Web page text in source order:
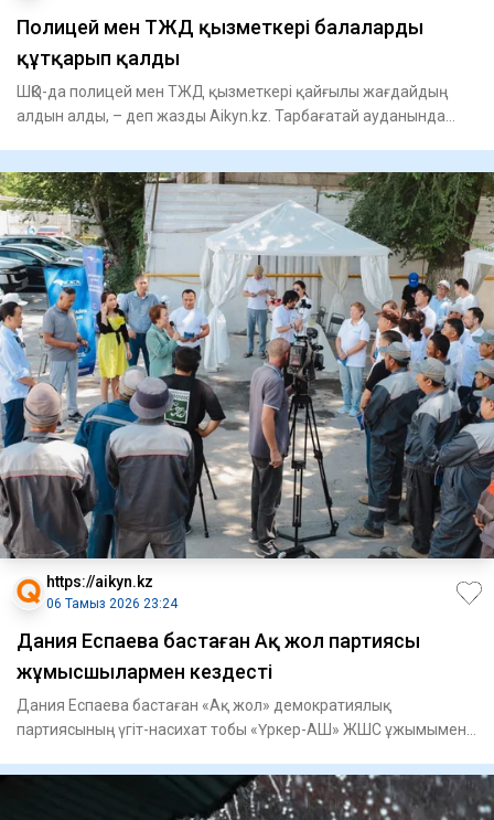
Полицей мен ТЖД қызметкері балаларды
құтқарып қалды
ШҚО-да полицей мен ТЖД қызметкері қайғылы жағдайдың
алдын алды, – деп жазды Aikyn.kz. Тарбағатай ауданында
https://aikyn.kz
06 Тамыз 2026 23:24
Дания Еспаева бастаған Ақ жол партиясы
жұмысшылармен кездесті
Дания Еспаева бастаған «Ақ жол» демократиялық
партиясының үгіт-насихат тобы «Үркер-АШ» ЖШС ұжымымен